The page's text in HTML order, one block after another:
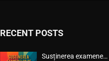
RECENT POSTS
Susținerea examene…